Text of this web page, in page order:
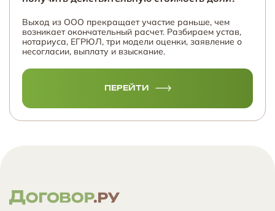
Выход из ООО прекращает участие раньше, чем
возникает окончательный расчет. Разбираем устав,
нотариуса, ЕГРЮЛ, три модели оценки, заявление о
несогласии, выплату и взыскание.
ПЕРЕЙТИ